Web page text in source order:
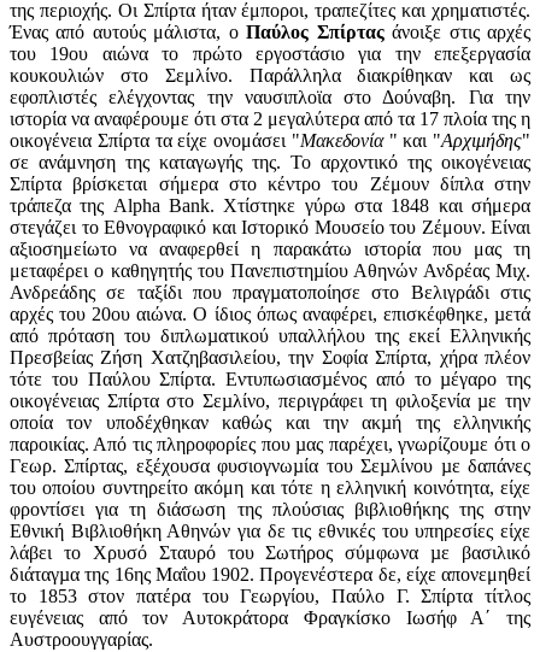
της περιοχής. Οι Σπίρτα ήταν έμποροι, τραπεζίτες και χρηματιστές.
Ένας από αυτούς μάλιστα, οΠαύλος Σπίρταςάνοιξε στις αρχές
του 19ου αιώνα το πρώτο εργοστάσιο για την επεξεργασία
κουκουλιών στο Σεμλίνο. Παράλληλα διακρίθηκαν και ως
εφοπλιστές ελέγχοντας την ναυσιπλοϊα στο Δούναβη. Για την
ιστορία να αναφέρουμε ότι στα 2 μεγαλύτερα από τα 17 πλοία της η
οικογένεια Σπίρτα τα είχε ονομάσει "Μακεδονία" και "Αρχιμήδης"
σε ανάμνηση της καταγωγής της. Το αρχοντικό της οικογένειας
Σπίρτα βρίσκεται σήμερα στο κέντρο του Ζέμουν δίπλα στην
τράπεζα της Alpha Bank. Χτίστηκε γύρω στα 1848 και σήμερα
στεγάζει το Εθνογραφικό και Ιστορικό Μουσείο του Ζέμουν. Είναι
αξιοσημείωτο να αναφερθεί η παρακάτω ιστορία που μας τη
μεταφέρει ο καθηγητής του Πανεπιστηµίου Αθηνών Ανδρέας Μιχ.
Ανδρεάδης σε ταξίδι που πραγµατοποίησε στο Βελιγράδι στις
αρχές του 20ου αιώνα. Ο ίδιος όπως αναφέρει, επισκέφθηκε, µετά
από πρόταση του διπλωµατικού υπαλλήλου της εκεί Ελληνικής
Πρεσβείας Ζήση Χατζηβασιλείου, την Σοφία Σπίρτα, χήρα πλέον
τότε του Παύλου Σπίρτα. Εντυπωσιασµένος από το µέγαρο της
οικογένειας Σπίρτα στο Σεµλίνο, περιγράφει τη φιλοξενία µε την
οποία τον υποδέχθηκαν καθώς και την ακµή της ελληνικής
παροικίας. Από τις πληροφορίες που µας παρέχει, γνωρίζουµε ότι ο
Γεωρ. Σπίρτας, εξέχουσα φυσιογνωµία του Σεµλίνου µε δαπάνες
του οποίου συντηρείτο ακόμη και τότε η ελληνική κοινότητα, είχε
φροντίσει για τη διάσωση της πλούσιας βιβλιοθήκης της στην
Εθνική Βιβλιοθήκη Αθηνών για δε τις εθνικές του υπηρεσίες είχε
λάβει το Χρυσό Σταυρό του Σωτήρος σύμφωνα µε βασιλικό
διάταγµα της 16ης Μαΐου 1902. Προγενέστερα δε, είχε απονεμηθεί
το 1853 στον πατέρα του Γεωργίου, Παύλο Γ. Σπίρτα τίτλος
ευγένειας από τον Αυτοκράτορα Φραγκίσκο Ιωσήφ Α΄ της
Αυστροουγγαρίας.